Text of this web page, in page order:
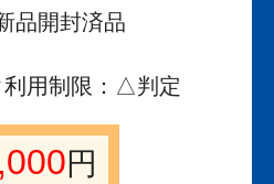
品開封済品
利用制限：△判定
円